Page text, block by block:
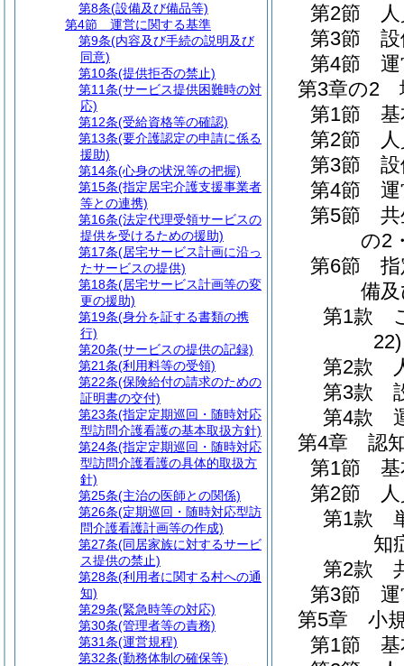
第2節
第3節
第4節
第3章の2
第1節
第2節
第3節
第4節
第5節
の2
第6節
備
第1款
22)
第2款
第3款
第4款
第4章
認
第1節
第2節
第1款
知
第2款
第3節
第5章
小
第1節
第8条(設備及び備品等)
第4節
運営に関する基準
第9条(内容及び手続の説明及び
同意)
第10条(提供拒否の禁止)
第11条(サービス提供困難時の対
応)
第12条(受給資格等の確認)
第13条(要介護認定の申請に係る
援助)
第14条(心身の状況等の把握)
第15条(指定居宅介護支援事業者
等との連携)
第16条(法定代理受領サービスの
提供を受けるための援助)
第17条(居宅サービス計画に沿っ
たサービスの提供)
第18条(居宅サービス計画等の変
更の援助)
第19条(身分を証する書類の携
行)
第20条(サービスの提供の記録)
第21条(利用料等の受領)
第22条(保険給付の請求のための
証明書の交付)
第23条(指定定期巡回・随時対応
型訪問介護看護の基本取扱方針)
第24条(指定定期巡回・随時対応
型訪問介護看護の具体的取扱方
針)
第25条(主治の医師との関係)
第26条(定期巡回・随時対応型訪
問介護看護計画等の作成)
第27条(同居家族に対するサービ
ス提供の禁止)
第28条(利用者に関する村への通
知)
第29条(緊急時等の対応)
第30条(管理者等の責務)
第31条(運営規程)
第32条(勤務体制の確保等)